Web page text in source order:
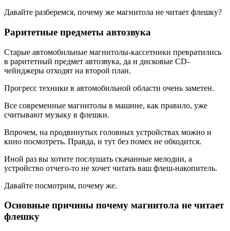
Давайте разберемся, почему же магнитола не читает флешку?
Раритетные предметы автозвука
Старые автомобильные магнитолы-кассетники превратились
в раритетный предмет автозвука, да и дисковые CD-
чейнджеры отходят на второй план.
Прогресс техники в автомобильной области очень заметен.
Все современные магнитолы в машине, как правило, уже
считывают музыку в флешки.
Впрочем, на продвинутых головных устройствах можно и
кино посмотреть. Правда, и тут без помех не обходится.
Иной раз вы хотите послушать скачанные мелодии, а
устройство отчего-то не хочет читать ваш флеш-накопитель.
Давайте посмотрим, почему же.
Основные причины почему магнитола не читает
флешку